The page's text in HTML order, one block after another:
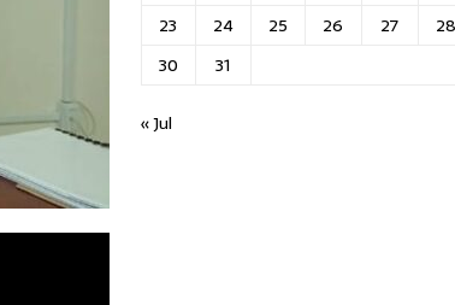
23
24 25 26 27 28
30
31
« Jul